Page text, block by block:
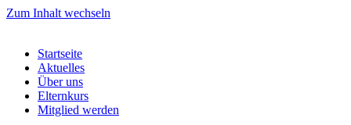
Zum Inhalt wechseln
Startseite
Aktuelles
Über uns
Elternkurs
Mitglied werden